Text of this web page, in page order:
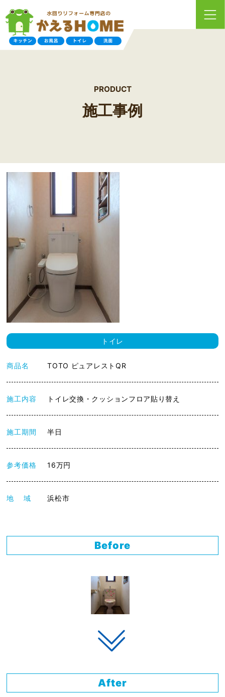
PRODUCT
施工事例
トイレ
商品名 TOTO ピュアレストQR
施工内容 トイレ交換・クッションフロア貼り替え
施工期間 半日
参考価格 16万円
地 域 浜松市
Before
After